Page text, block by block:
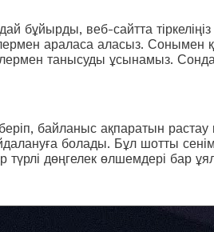
бұйырды, веб-сайтта
араласа аласыз.
танысуды ұсынамыз.
байланыс ақпаратын
болады. Бұл шотты
дөңгелек өлшемдері бар